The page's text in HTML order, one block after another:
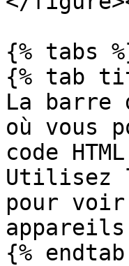
{% tabs
{% tab
La barre
où vous
code
Utilisez
pour voir
{%